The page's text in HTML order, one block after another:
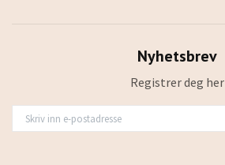
Nyhetsbrev
Registrer deg her